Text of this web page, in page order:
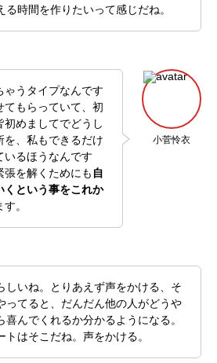
る時間を作りたいって感じだね。
小菅怜衣
ゃうタイプなんです
てもらっていて、初
めましてでどうし
を、私もできるだけ
いるほうなんです
張を解くためにも 自
くという事をこれか
。
しいね。とりあえず声をかける、そ
ってると、だんだん他の人がどうや
喜んでくれるか分かるようになる。
トはそこだね。声をかける。